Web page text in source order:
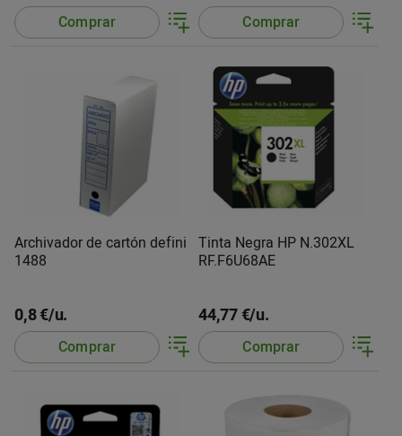
Comprar Comprar
Archivador de cartón defini
1488
0,8 €/u.
Comprar
Tinta Negra HP N.302XL
RF.F6U68AE
44,77 €/u.
Comprar